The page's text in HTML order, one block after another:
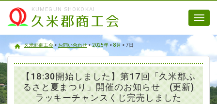
KUMEGUN SHOKOKAI
久米郡商工会
久米郡商工会> お問い合わせ>2025年 > 8月 > 7日
【18:30開始しました】第17回「久米郡ふ
るさと夏まつり」開催のお知らせ (更新)
ラッキーチャンスくじ完売しました